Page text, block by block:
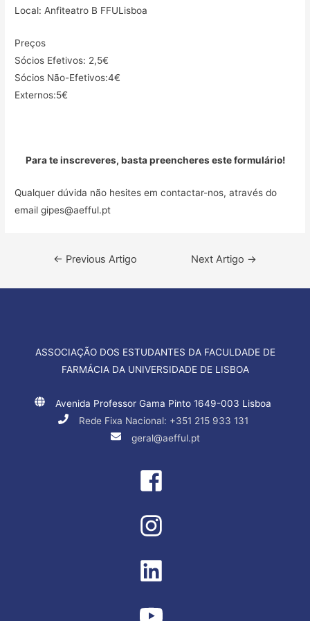
Local: Anfiteatro B FFULisboa
Preços
Sócios Efetivos: 2,5€
Sócios Não-Efetivos:4€
Externos:5€
Para te inscreveres, basta preencheres este formulário!
Qualquer dúvida não hesites em contactar-nos, através do
email gipes@aefful.pt
Navegação
artigos
← Previous Artigo Next Artigo →
ASSOCIAÇÃO DOS ESTUDANTES DA FACULDADE DE
FARMÁCIA DA UNIVERSIDADE DE LISBOA
Avenida Professor Gama Pinto 1649-003 Lisboa
Rede Fixa Nacional: +351 215 933 131
geral@aefful.pt